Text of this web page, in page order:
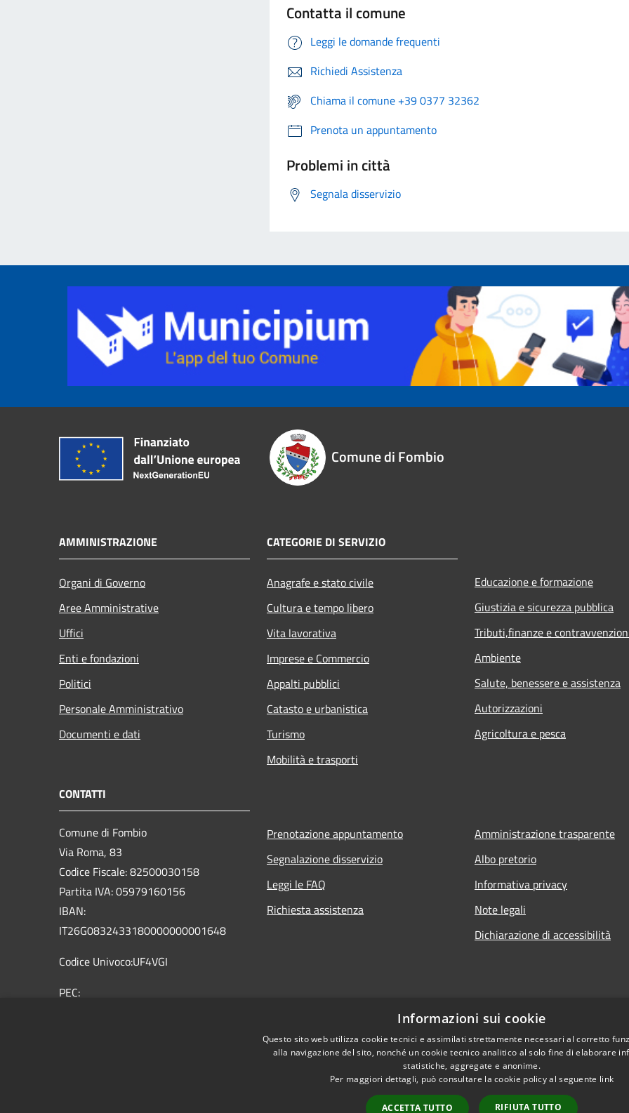
Contatta il comune
Leggi le domande frequenti
Richiedi Assistenza
Chiama il comune +39 0377 32362
Prenota un appuntamento
Problemi in città
Segnala disservizio
Comune di Fombio
AMMINISTRAZIONE
Organi di Governo
Aree Amministrative
Uffici
Enti e fondazioni
Politici
Personale Amministrativo
Documenti e dati
CATEGORIE DI SERVIZIO
Anagrafe e stato civile
Cultura e tempo libero
Vita lavorativa
Imprese e Commercio
Appalti pubblici
Catasto e urbanistica
Turismo
Mobilità e trasporti
Educazione e formazione
Giustizia e sicurezza pubblica
Tributi,finanze e
Ambiente
Salute, benessere e assistenza
Autorizzazioni
Agricoltura e pesca
CONTATTI
Comune di Fombio
Via Roma, 83
Codice Fiscale: 82500030158
Partita IVA: 05979160156
IBAN:
IT26G0832433180000000001648
Codice Univoco:UF4VGI
PEC:
Prenotazione appuntamento
Segnalazione disservizio
Leggi le FAQ
Richiesta assistenza
Amministrazione trasparente
Albo pretorio
Informativa privacy
Note legali
Dichiarazione di accessibilità
Informazioni sui cookie
Questo sito web utilizza cookie tecnici e assimilati strettamente necessari al corretto
alla navigazione del sito, nonché un cookie tecnico analitico al solo fine di elaborare
statistiche, aggregate e anonime.
Per maggiori dettagli, può consultare la cookie policy al seguente link
ACCETTA TUTTO RIFIUTA TUTTO